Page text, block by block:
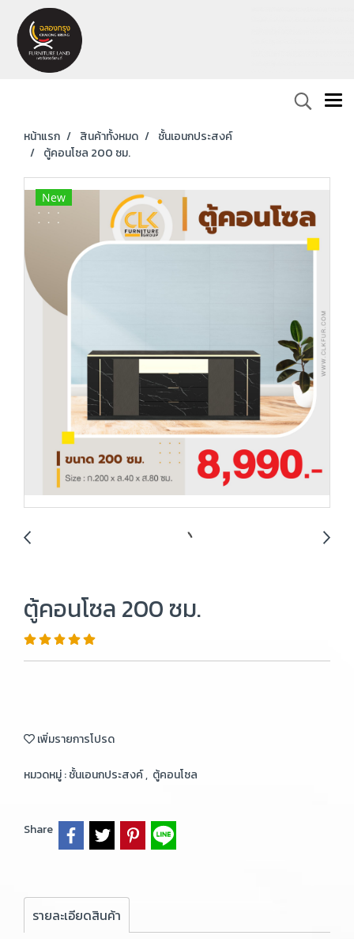
หน้าแรก สินค้าทั้งหมด
ชั้นเอนกประสงค์
ตู้คอนโซล 200 ซม.
New
ตู้คอนโซล 200 ซม.
เพิ่มรายการโปรด
หมวดหมู่ :ชั้นเอนกประสงค์, ตู้คอนโซล
Share
รายละเอียดสินค้า